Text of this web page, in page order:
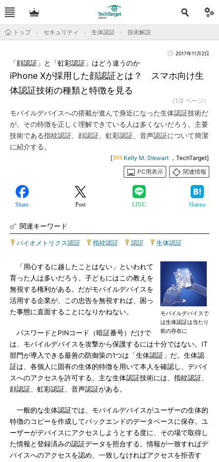
トップ セキュリティ 生体認証 技術解説
2017年11月2日
iPhone Xが採用した顔認証とは？ スマホ向け生
体認証技術の種類と特徴を見る
「顔認証」と「虹彩認証」はどう違うのか
（1/2 ページ）
モバイルデバイスへの搭載が進んで身近になった生体認証技術だ
が、その特徴を正しく理解できている人は多くないだろう。主要
技術である指紋認証、顔認証、虹彩認証、音声認証について簡潔
に紹介する。
[ Kelly M. Stewart ，TechTarget]
PC用表示
関連情報
Share Post LINE Hatena
関連キーワード
バイオメトリクス認証 指紋認証 認証 生体認証
モバイルデバイスで
は生体認証は当たり
前の存在に
「用心するに越したことはない」といわれて
育った人は多いだろう。子どもにはこの教えを
無視する権利がある。だがモバイルデバイスを
活用する企業が、この忠告を無視すれば、困っ
た事態に直面することになりかねない。
パスワードとPINコード（暗証番号）だけで
は、モバイルデバイスを攻撃から保護するには十分ではない。IT
部門が導入できる最善の防御策の1つは「生体認証」だ。生体認
証は、各個人に固有の生体的特徴を用いて本人を確認し、デバイ
スへのアクセスを許可する。主な生体認証技術には、指紋認証、
顔認証、虹彩認証、音声認証がある。
一般的な生体認証では、モバイルデバイスがユーザーの生体的
特徴のコピーを作成してバックエンドのデータベースに保存。ユ
ーザーがデバイスにアクセスしようとする度に、その場で取得し
た情報と登録済みの認証データを照合する。情報が一致すればデ
バイスへのアクセスを認め、一致しなければアクセスを拒否す